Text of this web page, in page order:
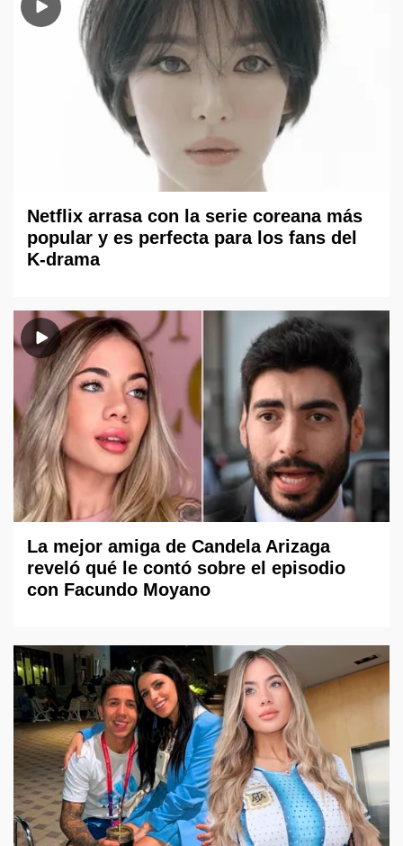
Netflix arrasa con la serie coreana más
popular y es perfecta para los fans del
K-drama
La mejor amiga de Candela Arizaga
reveló qué le contó sobre el episodio
con Facundo Moyano